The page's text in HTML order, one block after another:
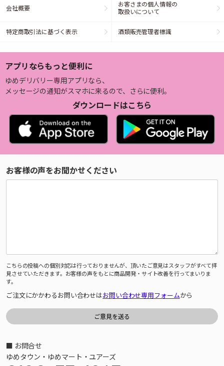
会社概要
お客さまの個人情報の
取扱いについて
特定商取引法に基づく表示 酒類販売管理者標識
アプリならもっと便利に
ゆめデリバリー専用アプリなら、
メッセージの通知がスマホに来るので、さらに便利。
ダウンロードはこちら
お客様の声をお聞かせください
こちらの投稿への個別対応は行っておりませんが、頂いたご意見はスタッフがすべて拝
見させていただきます。お客様の声をもとに商品開発・サイト改善を行ってまいりま
す。
ご注文にかかわるお問い合わせはお問い合わせ専用フォームから
■ お問合せ
ゆめタウン・ゆめマート・ユアーズ